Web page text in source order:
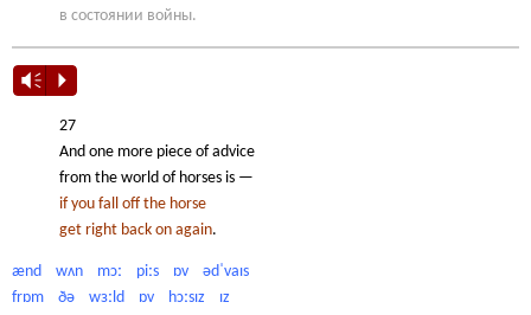
в состоянии войны.
Vm P
27
And one more piece of advice
from the world of horses is —
if you fall off the horse
get right back on again.
ænd wʌn mɔː piːs ɒv ədˈvaɪs
frɒm ðə wɜːld ɒv hɔːsɪz ɪz